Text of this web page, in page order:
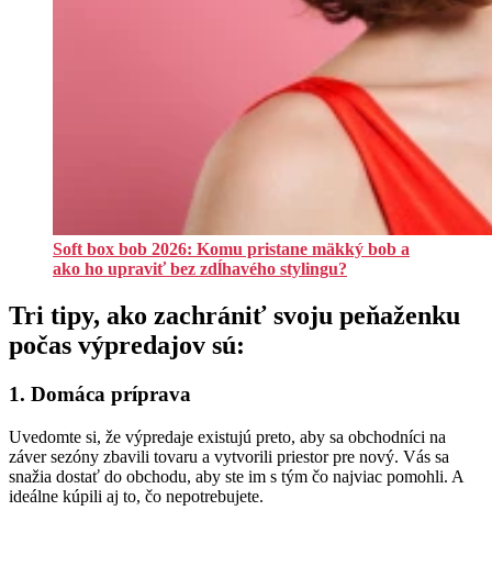
Soft box bob 2026: Komu pristane mäkký bob a
ako ho upraviť bez zdĺhavého stylingu?
Tri tipy, ako zachrániť svoju peňaženku
počas výpredajov sú:
1. Domáca príprava
Uvedomte si, že výpredaje existujú preto, aby sa obchodníci na
záver sezóny zbavili tovaru a vytvorili priestor pre nový. Vás sa
snažia dostať do obchodu, aby ste im s tým čo najviac pomohli. A
ideálne kúpili aj to, čo nepotrebujete.